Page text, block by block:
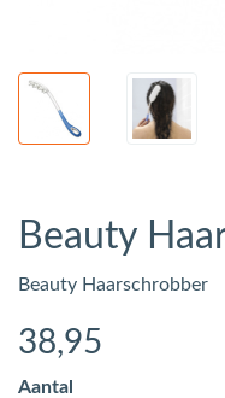
Beauty
Beauty Haarschrobber
38,95
Aantal